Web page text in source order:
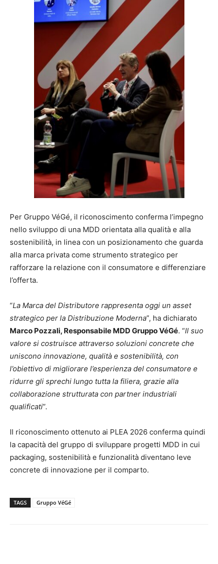
Per Gruppo VéGé, il riconoscimento conferma l’impegno
nello sviluppo di una MDD orientata alla qualità e alla
sostenibilità, in linea con un posizionamento che guarda
alla marca privata come strumento strategico per
rafforzare la relazione con il consumatore e differenziare
l’offerta.
“La Marca del Distributore rappresenta oggi un asset
strategico per la Distribuzione Moderna”, ha dichiarato
Marco Pozzali, Responsabile MDD Gruppo VéGé. “Il suo
valore si costruisce attraverso soluzioni concrete che
uniscono innovazione, qualità e sostenibilità, con
l’obiettivo di migliorare l’esperienza del consumatore e
ridurre gli sprechi lungo tutta la filiera, grazie alla
collaborazione strutturata con partner industriali
qualificati”.
Il riconoscimento ottenuto ai PLEA 2026 conferma quindi
la capacità del gruppo di sviluppare progetti MDD in cui
packaging, sostenibilità e funzionalità diventano leve
concrete di innovazione per il comparto.
TAGS Gruppo VéGé